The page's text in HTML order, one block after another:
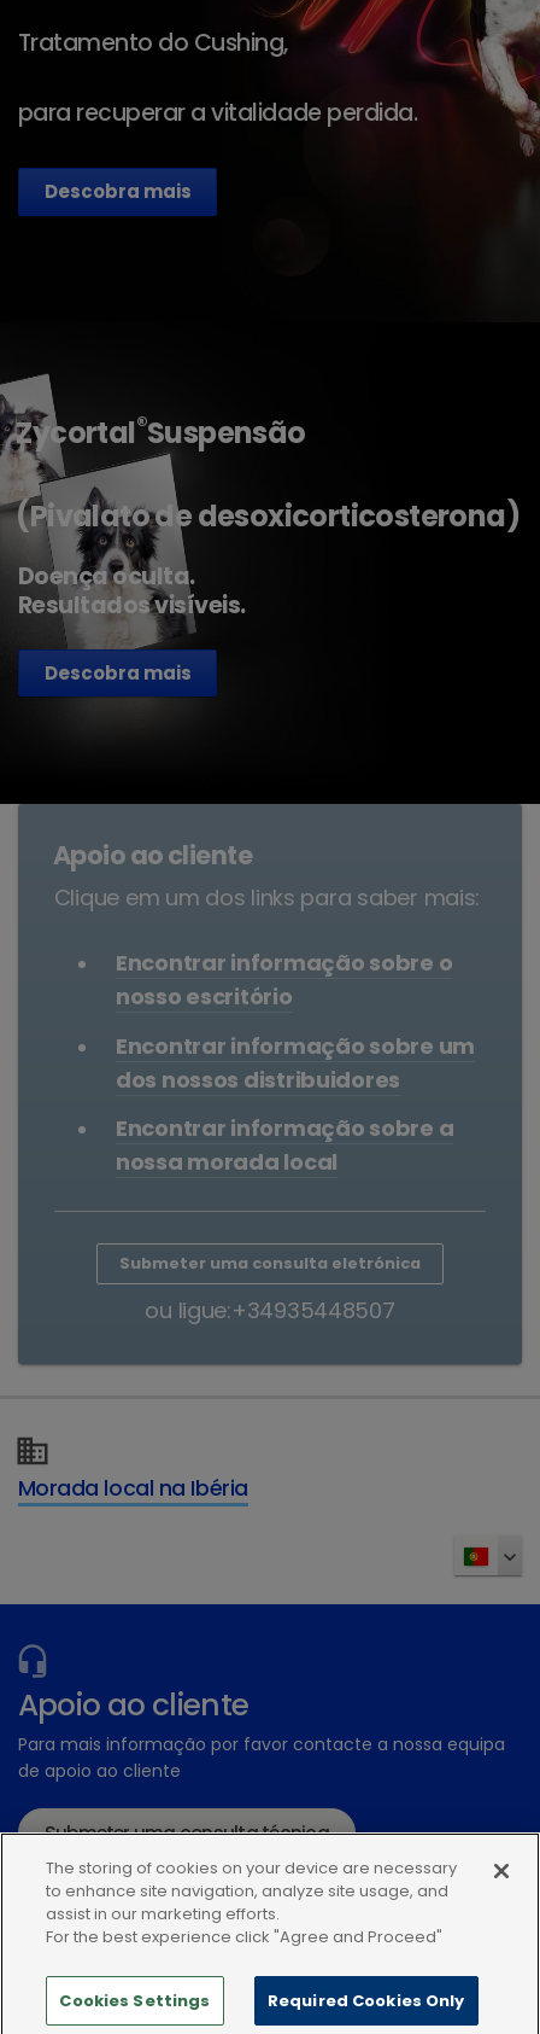
Tratamento do Cushing,
para recuperar a vitalidade perdida.
Descobra mais
Zycortal®Suspensão
(Pivalato de desoxicorticosterona)
Doença oculta.
Resultados visíveis.
Descobra mais
Apoio ao cliente
Clique em um dos links para saber mais:
Encontrar informação sobre o
nosso escritório
Encontrar informação sobre um
dos nossos distribuidores
Encontrar informação sobre a
nossa morada local
Submeter uma consulta eletrónica
ou ligue:+34935448507
Morada local na Ibéria
Apoio ao cliente
Para mais informação por favor contacte a nossa equipa
de apoio ao cliente
Submeter uma consulta técnica
ou ligue:+34935448507
The storing of cookies on your device are necessary
to enhance site navigation, analyze site usage, and
assist in our marketing efforts.
For the best experience click "Agree and Proceed"
Cookies Settings Required Cookies Only